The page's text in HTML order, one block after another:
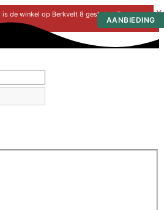
de winkel op Berkvelt 8 gesloten. De
X